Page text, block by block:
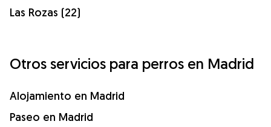
Las Rozas (22)
Otros servicios para perros en Madrid
Alojamiento en Madrid
Paseo en Madrid